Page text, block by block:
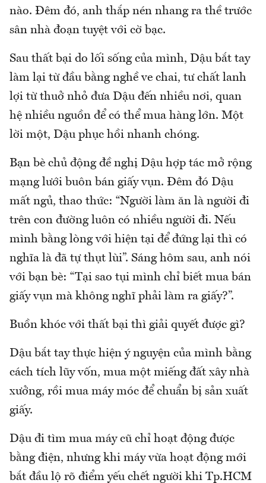
nào. Đêm đó, anh thắp nén nhang ra thề trước
sân nhà đoạn tuyệt với cờ bạc.
Sau thất bại do lối sống của mình, Dậu bắt tay
làm lại từ đầu bằng nghề ve chai, tư chất lanh
lợi từ thuở nhỏ đưa Dậu đến nhiều nơi, quan
hệ nhiều nguồn để có thể mua hàng lớn. Một
lời một, Dậu phục hồi nhanh chóng.
Bạn bè chủ động đề nghị Dậu hợp tác mở rộng
mạng lưới buôn bán giấy vụn. Đêm đó Dậu
mất ngủ, thao thức: “Người làm ăn là người đi
trên con đường luôn có nhiều người đi. Nếu
mình bằng lòng với hiện tại để đứng lại thì có
nghĩa là đã tự thụt lùi”. Sáng hôm sau, anh nói
với bạn bè: “Tại sao tụi mình chỉ biết mua bán
giấy vụn mà không nghĩ phải làm ra giấy?”.
Buồn khóc với thất bại thì giải quyết được gì?
Dậu bắt tay thực hiện ý nguyện của mình bằng
cách tích lũy vốn, mua một miếng đất xây nhà
xưởng, rồi mua máy móc để chuẩn bị sản xuất
giấy.
Dậu đi tìm mua máy cũ chỉ hoạt động được
bằng điện, nhưng khi máy vừa hoạt động mới
bắt đầu lộ rõ điểm yếu chết người khi Tp.HCM